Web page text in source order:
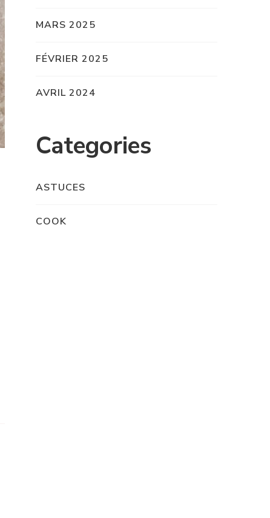
MARS 2025
FÉVRIER 2025
AVRIL 2024
Categories
ASTUCES
COOK